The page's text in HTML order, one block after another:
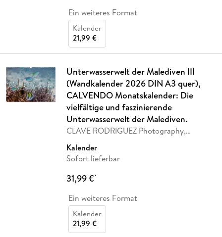
Ein weiteres Format
Kalender
21,99 €
Unterwasserwelt der Malediven III
(Wandkalender 2026 DIN A3 quer),
CALVENDO Monatskalender: Die
vielfältige und faszinierende
Unterwasserwelt der Malediven.
CLAVE RODRIGUEZ Photography,
Kalender
Sofort lieferbar
31,99 €*
Ein weiteres Format
Kalender
21,99 €